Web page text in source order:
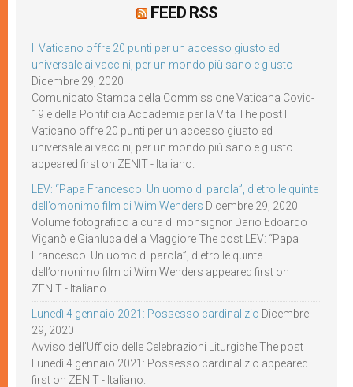
FEED RSS
Il Vaticano offre 20 punti per un accesso giusto ed
universale ai vaccini, per un mondo più sano e giusto
Dicembre 29, 2020
Comunicato Stampa della Commissione Vaticana Covid-
19 e della Pontificia Accademia per la Vita The post Il
Vaticano offre 20 punti per un accesso giusto ed
universale ai vaccini, per un mondo più sano e giusto
appeared first on ZENIT - Italiano.
LEV: “Papa Francesco. Un uomo di parola”, dietro le quinte
dell’omonimo film di Wim Wenders Dicembre 29, 2020
Volume fotografico a cura di monsignor Dario Edoardo
Viganò e Gianluca della Maggiore The post LEV: “Papa
Francesco. Un uomo di parola”, dietro le quinte
dell’omonimo film di Wim Wenders appeared first on
ZENIT - Italiano.
Lunedì 4 gennaio 2021: Possesso cardinalizio Dicembre
29, 2020
Avviso dell’Ufficio delle Celebrazioni Liturgiche The post
Lunedì 4 gennaio 2021: Possesso cardinalizio appeared
first on ZENIT - Italiano.